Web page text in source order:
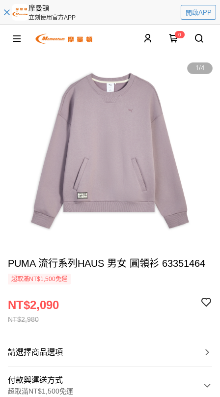
摩曼頓
立刻使用官方APP
開啟APP
0
1/4
PUMA 流行系列HAUS 男女 圓領衫 63351464
超取滿NT$1,500免運
NT$2,980
NT$2,090
請選擇商品選項
付款與運送方式
超取滿NT$1,500免運